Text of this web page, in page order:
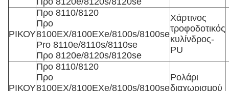
ΡΙΚΟΥ
Προ 8110/8120
Προ
8100EX/8100EXe/8100s/8100se
Pro 8110e/8110s/8110se
Προ 8120e/8120s/8120se
Χάρτινος
τροφοδοτικός
κυλίνδρος-
PU
ΡΙΚΟΥ
Προ 8110/8120
Προ
8100EX/8100EXe/8100s/8100se
Ρολάρι
διαχωρισμού